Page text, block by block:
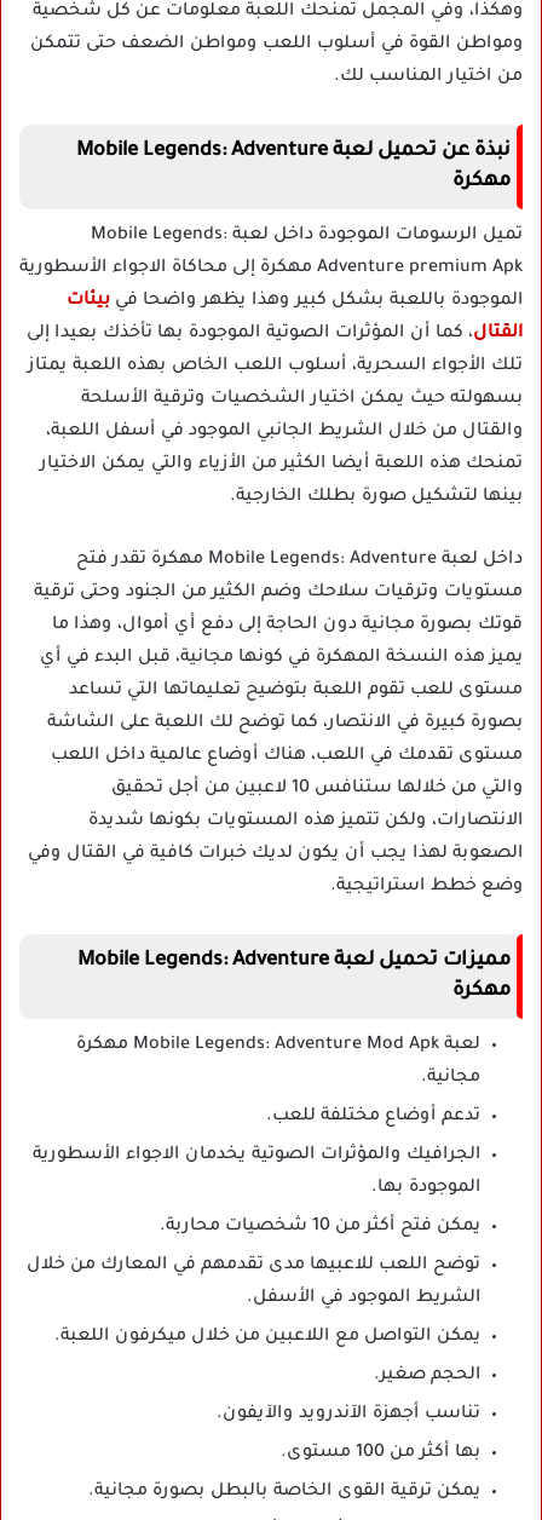
وهكذا، وفي المجمل تمنحك اللعبة معلومات عن كل شخصية
ومواطن القوة في أسلوب اللعب ومواطن الضعف حتى تتمكن
من اختيار المناسب لك.
نبذة عن تحميل لعبة Mobile Legends: Adventure
مهكرة
تميل الرسومات الموجودة داخل لعبة Mobile Legends:
Adventure premium Apk مهكرة إلى محاكاة الاجواء الأسطورية
الموجودة باللعبة بشكل كبير وهذا يظهر واضحا في بيئات
القتال، كما أن المؤثرات الصوتية الموجودة بها تأخذك بعيدا إلى
تلك الأجواء السحرية، أسلوب اللعب الخاص بهذه اللعبة يمتاز
بسهولته حيث يمكن اختيار الشخصيات وترقية الأسلحة
والقتال من خلال الشريط الجانبي الموجود في أسفل اللعبة،
تمنحك هذه اللعبة أيضا الكثير من الأزياء والتي يمكن الاختيار
بينها لتشكيل صورة بطلك الخارجية.
داخل لعبة Mobile Legends: Adventure مهكرة تقدر فتح
مستويات وترقيات سلاحك وضم الكثير من الجنود وحتى ترقية
قوتك بصورة مجانية دون الحاجة إلى دفع أي أموال، وهذا ما
يميز هذه النسخة المهكرة في كونها مجانية، قبل البدء في أي
مستوى للعب تقوم اللعبة بتوضيح تعليماتها التي تساعد
بصورة كبيرة في الانتصار، كما توضح لك اللعبة على الشاشة
مستوى تقدمك في اللعب، هناك أوضاع عالمية داخل اللعب
والتي من خلالها ستنافس 10 لاعبين من أجل تحقيق
الانتصارات، ولكن تتميز هذه المستويات بكونها شديدة
الصعوبة لهذا يجب أن يكون لديك خبرات كافية في القتال وفي
وضع خطط استراتيجية.
مميزات تحميل لعبة Mobile Legends: Adventure
مهكرة
لعبة Mobile Legends: Adventure Mod Apk مهكرة
مجانية.
تدعم أوضاع مختلفة للعب.
الجرافيك والمؤثرات الصوتية يخدمان الاجواء الأسطورية
الموجودة بها.
يمكن فتح أكثر من 10 شخصيات محاربة.
توضح اللعب للاعبيها مدى تقدمهم في المعارك من خلال
الشريط الموجود في الأسفل.
يمكن التواصل مع اللاعبين من خلال ميكرفون اللعبة.
الحجم صغير.
تناسب أجهزة الآندرويد والآيفون.
بها أكثر من 100 مستوى.
يمكن ترقية القوى الخاصة بالبطل بصورة مجانية.